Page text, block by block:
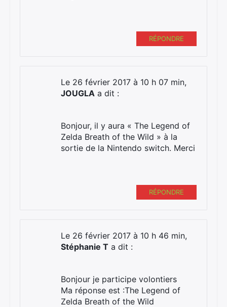
RÉPONDRE
Le 26 février 2017 à 10 h 07 min,
JOUGLA a dit :
Bonjour, il y aura « The Legend of
Zelda Breath of the Wild » à la
sortie de la Nintendo switch. Merci
RÉPONDRE
Le 26 février 2017 à 10 h 46 min,
Stéphanie T a dit :
Bonjour je participe volontiers
Ma réponse est :The Legend of
Zelda Breath of the Wild